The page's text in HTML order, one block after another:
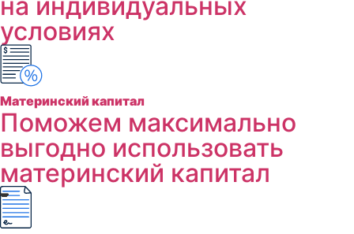
условиях
Материнский капитал
Поможем максимально
выгодно использовать
материнский капитал